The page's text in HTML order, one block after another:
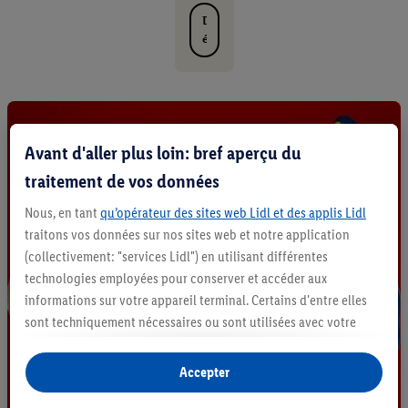
D
é
c
i
t
u
s
l
e
s
r
u
Avant d'aller plus loin: bref aperçu du
traitement de vos données
Nous, en tant qu’opérateur des sites web Lidl et des applis Lidl
traitons vos données sur nos sites web et notre application
(collectivement: "services Lidl") en utilisant différentes
technologies employées pour conserver et accéder aux
informations sur votre appareil terminal. Certains d'entre elles
sont techniquement nécessaires ou sont utilisées avec votre
des statistiques ou pour des publicités personnalisées au sein
et en dehors des services Lidl. Si vous participez au programme
Accepter